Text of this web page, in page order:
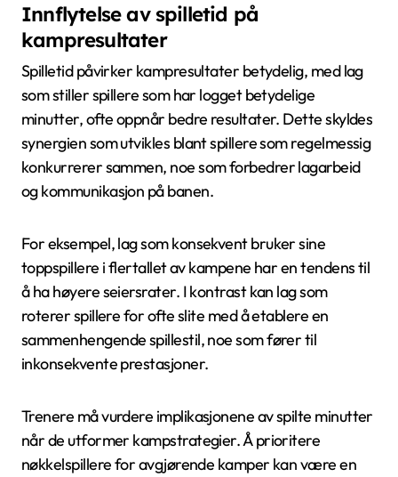
Innflytelse av spilletid på
kampresultater
Spilletid påvirker kampresultater betydelig, med lag
som stiller spillere som har logget betydelige
minutter, ofte oppnår bedre resultater. Dette skyldes
synergien som utvikles blant spillere som regelmessig
konkurrerer sammen, noe som forbedrer lagarbeid
og kommunikasjon på banen.
For eksempel, lag som konsekvent bruker sine
toppspillere i flertallet av kampene har en tendens til
å ha høyere seiersrater. I kontrast kan lag som
roterer spillere for ofte slite med å etablere en
sammenhengende spillestil, noe som fører til
inkonsekvente prestasjoner.
Trenere må vurdere implikasjonene av spilte minutter
når de utformer kampstrategier. Å prioritere
nøkkelspillere for avgjørende kamper kan være en